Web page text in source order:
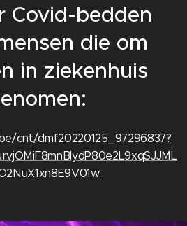
Covid-bedden
die om
in ziekenhuis
cnt/dmf20220125_97296837?